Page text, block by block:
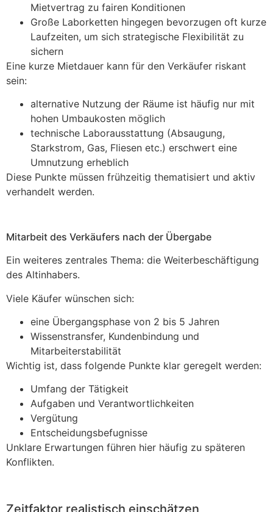
Mietvertrag zu fairen Konditionen
Große Laborketten hingegen bevorzugen oft kurze
Laufzeiten, um sich strategische Flexibilität zu
sichern
Eine kurze Mietdauer kann für den Verkäufer riskant
sein:
alternative Nutzung der Räume ist häufig nur mit
hohen Umbaukosten möglich
technische Laborausstattung (Absaugung,
Starkstrom, Gas, Fliesen etc.) erschwert eine
Umnutzung erheblich
Diese Punkte müssen frühzeitig thematisiert und aktiv
verhandelt werden.
Mitarbeit des Verkäufers nach der Übergabe
Ein weiteres zentrales Thema: die Weiterbeschäftigung
des Altinhabers.
Viele Käufer wünschen sich:
eine Übergangsphase von 2 bis 5 Jahren
Wissenstransfer, Kundenbindung und
Mitarbeiterstabilität
Wichtig ist, dass folgende Punkte klar geregelt werden:
Umfang der Tätigkeit
Aufgaben und Verantwortlichkeiten
Vergütung
Entscheidungsbefugnisse
Unklare Erwartungen führen hier häufig zu späteren
Konflikten.